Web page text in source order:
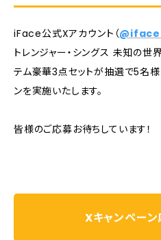
iFace公式Xアカウント（
トレンジャー・シングス 未知の世
テム豪華3点セットが抽選で5名
ンを実施いたします。
皆様のご応募お待ちしています！
Xキャンペーン